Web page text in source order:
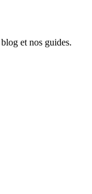
et nos guides.